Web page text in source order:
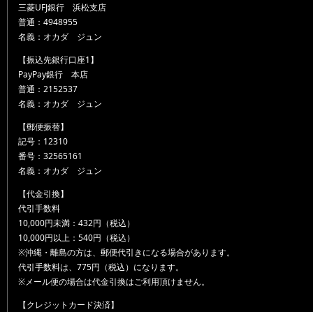
三菱UFJ銀行 浜松支店
普通：4948955
名義：オカダ ジュン
【振込先銀行口座1】
PayPay銀行 本店
普通：2152537
名義：オカダ ジュン
【郵便振替】
記号：12310
番号：32565161
名義：オカダ ジュン
【代金引換】
代引手数料
10,000円未満：432円（税込）
10,000円以上：540円（税込）
※沖縄・離島の方は、郵便代引きになる場合があります。
代引手数料は、775円（税込）になります。
※メール便の場合は代金引換はご利用頂けません。
【クレジットカード決済】